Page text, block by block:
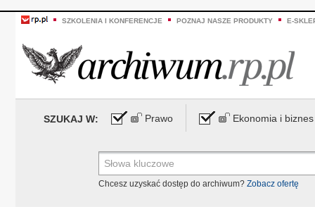
SZKOLENIA I KONFERENCJE POZNAJ NASZE PRODUKTY E-
SZUKAJ W: Prawo Ekonomia i biznes
Chcesz uzyskać dostęp do archiwum? Zobacz ofertę